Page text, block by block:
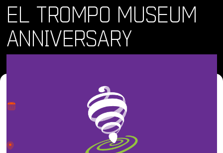
EL TROMPO MUSEUM
ANNIVERSARY
dom 8 dic 2024 - dom 8 dic 2024 • 11:00 am
Av de los Insurgentes s/n, Rio Tijuana 3ra Etapa, 22226